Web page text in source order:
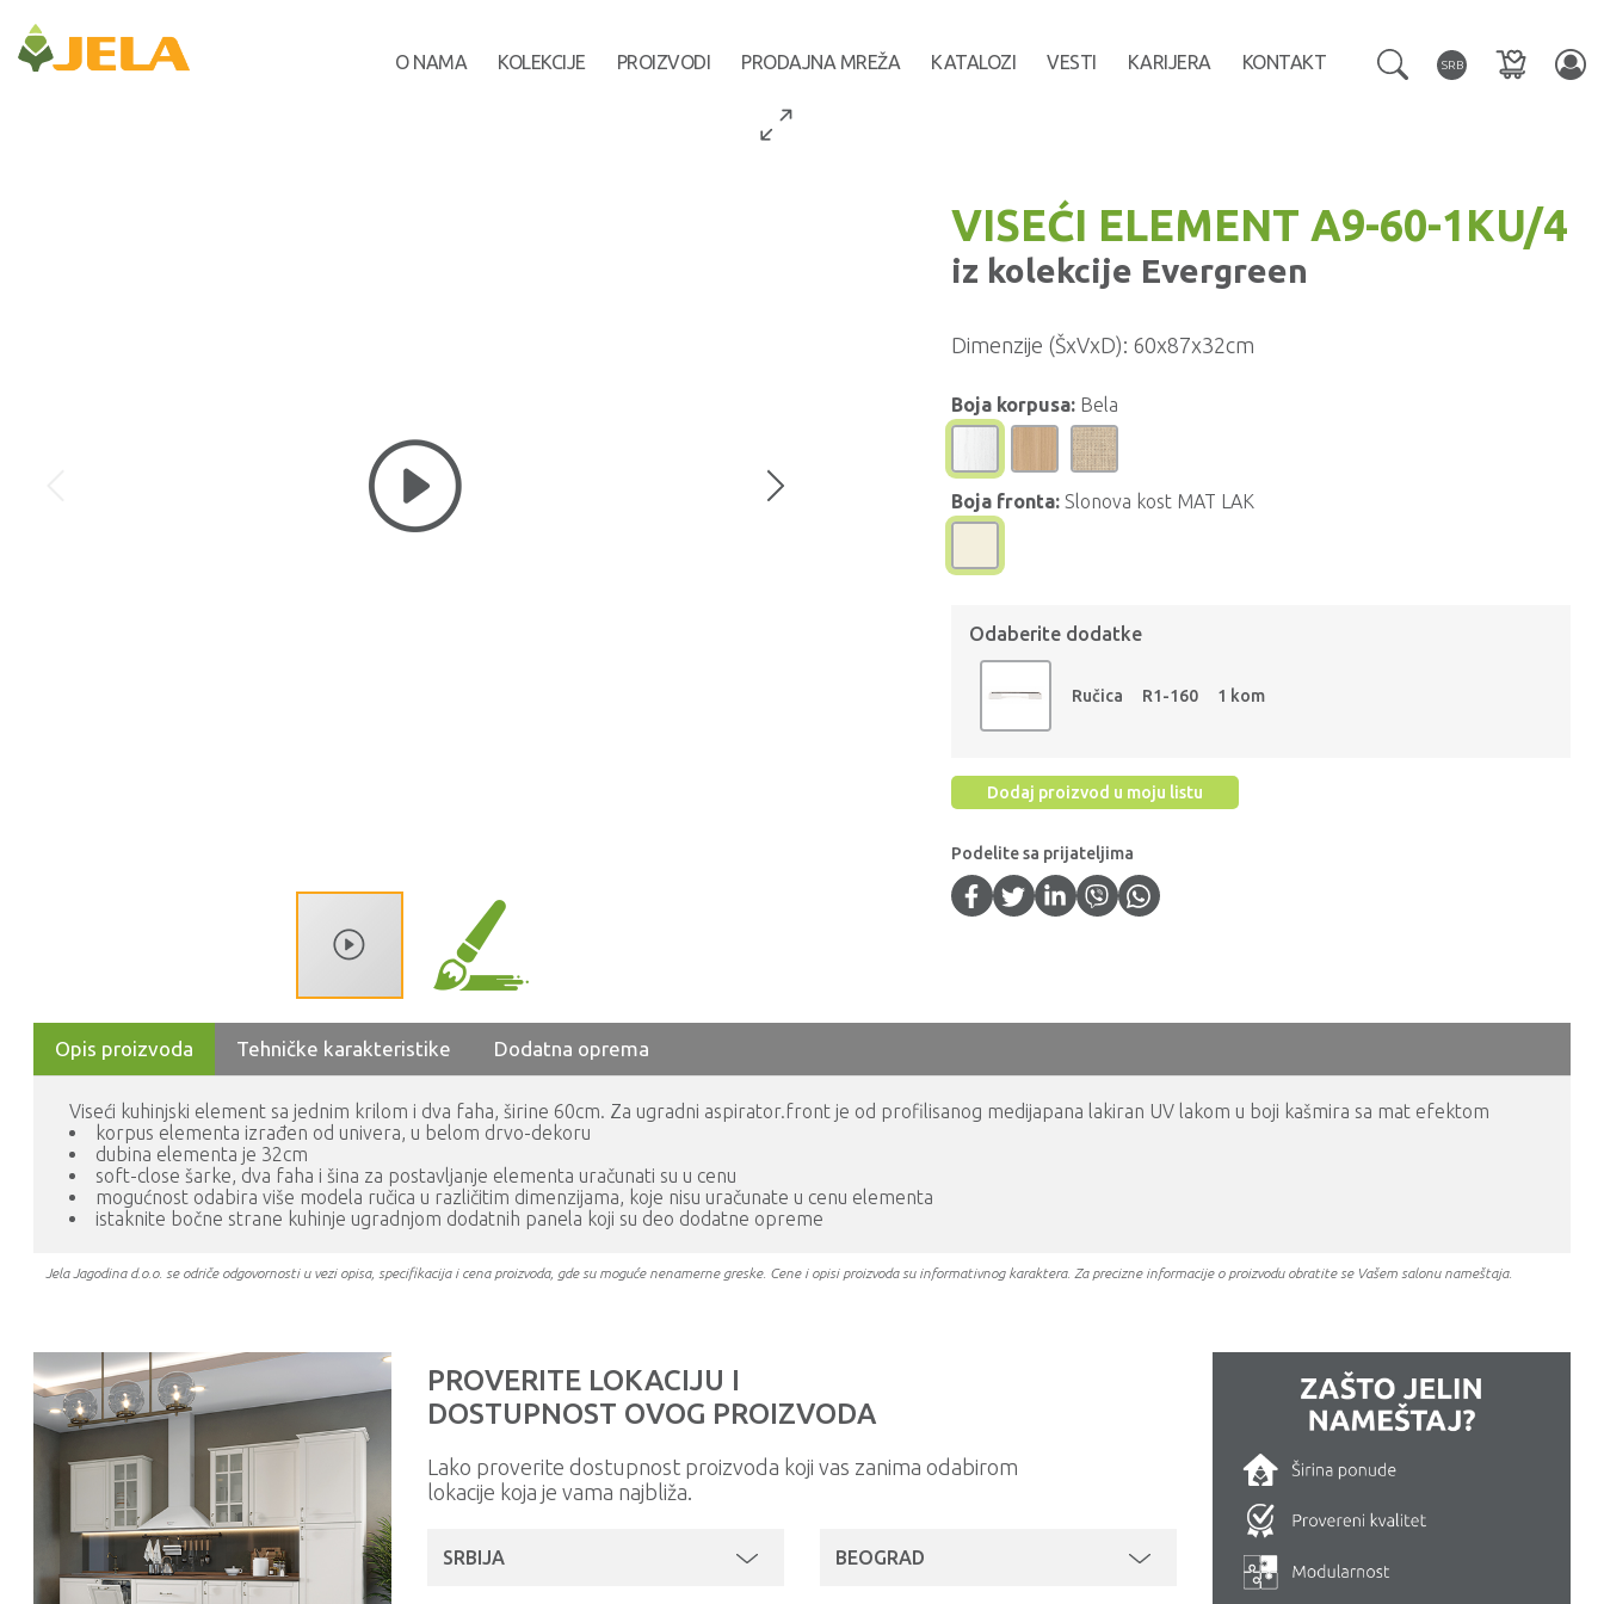
O NAMA KOLEKCIJE PROIZVODI PRODAJNA MREŽA KATALOZI VESTI KARIJERA KONTAKT SRB
VISEĆI ELEMENT A9-60-1KU/4
iz kolekcije Evergreen
Dimenzije (ŠxVxD): 60x87x32cm
Boja korpusa: Bela
Boja fronta: Slonova kost MAT LAK
Odaberite dodatke
Ručica R1-160 1 kom
Dodaj proizvod u moju listu
Podelite sa prijateljima
Opis proizvoda Tehničke karakteristike Dodatna oprema
Viseći kuhinjski element sa jednim krilom i dva faha, širine 60cm. Za ugradni aspirator.front je od profilisanog medijapana lakiran UV lakom u boji kašmira sa mat efektom
korpus elementa izrađen od univera, u belom drvo-dekoru
dubina elementa je 32cm
soft-close šarke, dva faha i šina za postavljanje elementa uračunati su u cenu
mogućnost odabira više modela ručica u različitim dimenzijama, koje nisu uračunate u cenu elementa
istaknite bočne strane kuhinje ugradnjom dodatnih panela koji su deo dodatne opreme
Jela Jagodina d.o.o. se odriče odgovornosti u vezi opisa, specifikacija i cena proizvoda, gde su moguće nenamerne greske. Cene i opisi proizvoda su informativnog karaktera. Za precizne informacije o proizvodu obratite se Vašem salonu nameštaja.
PROVERITE LOKACIJU I
DOSTUPNOST OVOG PROIZVODA
Lako proverite dostupnost proizvoda koji vas zanima odabirom
lokacije koja je vama najbliža.
SRBIJA BEOGRAD